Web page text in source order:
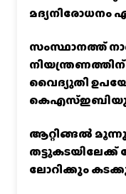
മദ്യനിരോധനം
സംസ്ഥാനത്ത്
വൈദ്യുതി
ആറ്റിങ്ങൽ
തട്ടുകടയിലേക്ക്
ലോറിക്കും